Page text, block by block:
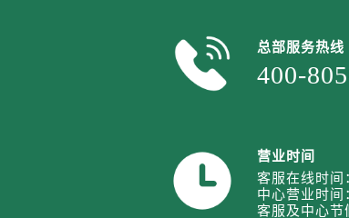
安徽省阜阳市颍州区颍州
安徽省淮北市相山区淮海
安徽省六安市金安区解放
安徽省马鞍山市雨山区湖
安徽省宿州市埇桥区人民
总部服务热线
400-
营业时间
客服在线时间
中心营业时
客服及中心节